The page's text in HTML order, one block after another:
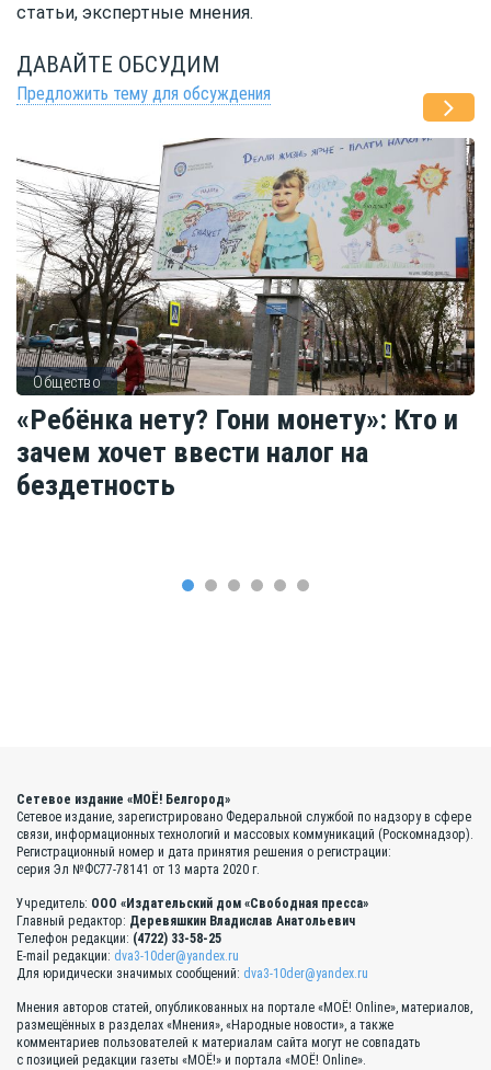
статьи, экспертные мнения.
ДАВАЙТЕ ОБСУДИМ
Предложить тему для обсуждения
Общество
«Ребёнка нету? Гони монету»: Кто и
зачем хочет ввести налог на
бездетность
Сетевое издание «МОЁ! Белгород»
Сетевое издание, зарегистрировано Федеральной службой по надзору в сфере
связи, информационных технологий и массовых коммуникаций (Роскомнадзор).
Регистрационный номер и дата принятия решения о регистрации:
серия Эл №ФС77-78141 от 13 марта 2020 г.
Учредитель: ООО «Издательский дом «Свободная пресса»
Главный редактор: Деревяшкин Владислав Анатольевич
Телефон редакции: (4722) 33-58-25
E-mail редакции: dva3-10der@yandex.ru
Для юридически значимых сообщений: dva3-10der@yandex.ru
Мнения авторов статей, опубликованных на портале «МОЁ! Online», материалов,
размещённых в разделах «Мнения», «Народные новости», а также
комментариев пользователей к материалам сайта могут не совпадать
с позицией редакции газеты «МОЁ!» и портала «МОЁ! Online».